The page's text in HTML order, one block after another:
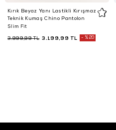
Kırık Beyaz Yanı Lastikli Kırışmaz
Teknik Kumaş Chino Pantolon
Slim Fit
3.199,99 TL
3.999,99 TL %20